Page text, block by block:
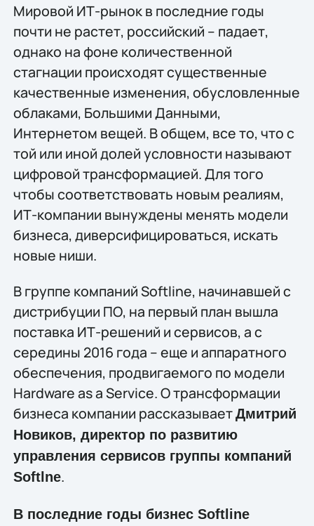
Мировой ИТ-рынок в последние годы
почти не растет, российский – падает,
однако на фоне количественной
стагнации происходят существенные
качественные изменения, обусловленные
облаками, Большими Данными,
Интернетом вещей. В общем, все то, что с
той или иной долей условности называют
цифровой трансформацией. Для того
чтобы соответствовать новым реалиям,
ИТ-компании вынуждены менять модели
бизнеса, диверсифицироваться, искать
новые ниши.
В группе компаний Softline, начинавшей с
дистрибуции ПО, на первый план вышла
поставка ИТ-решений и сервисов, а с
середины 2016 года – еще и аппаратного
обеспечения, продвигаемого по модели
Hardware as a Service. О трансформации
бизнеса компании рассказываетДмитрий
Новиков, директор по развитию
управления сервисов группы компаний
Softlne.
В последние годы бизнес Softline